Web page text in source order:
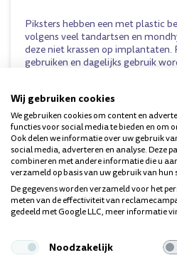
Piksters hebben een met plastic
volgens veel tandartsen en
deze niet krassen op
gebruiken en dagelijks gebruik
ERSKINE PIKSTERS
Erskine Piksters is een
gebied van interdentale borstels.
en is opgericht door een
ontwikkelt en vervaardigt
producten zoals tandenborstels,
interdentale borstels. Alles
mondverzorging.
Wij gebruiken cookies
We gebruiken cookies om content en
functies voor social media te bieden en om
Ook delen we informatie over uw gebruik
social media, adverteren en analyse. Deze
combineren met andere informatie die u
verzameld op basis van uw gebruik van hun
De gegevens worden verzameld voor het
meten van de effectiviteit van
gedeeld met Google LLC, meer informatie
Noodzakelijk